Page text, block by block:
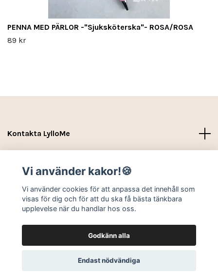
PENNA MED PÄRLOR -"Sjuksköterska"- ROSA/ROSA
89 kr
Kontakta LylloMe
Sociala medier
© 2026 LylloMe
Vi använder kakor!🍪
Vi använder cookies för att anpassa det innehåll som
visas för dig och för att du ska få bästa tänkbara
upplevelse när du handlar hos oss.
Godkänn alla
Endast nödvändiga